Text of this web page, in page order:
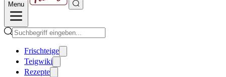
Menu
Frischteige
Teigwiki
Rezepte